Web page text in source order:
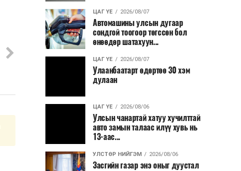
ЦАГ ҮЕ 2026/08/07
Автомашины улсын дугаар
сондгой тоогоор төгссөн бол
өнөөдөр шатахуун...
ЦАГ ҮЕ 2026/08/07
Улаанбаатарт өдөртөө 30 хэм
дулаан
ЦАГ ҮЕ 2026/08/06
Улсын чанартай хатуу хучилттай
авто замын талаас илүү хувь нь
13-аас...
УЛСТӨР НИЙГЭМ 2026/08/06
Засгийн газар энэ оныг дуустал